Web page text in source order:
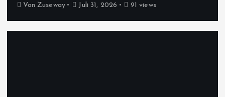
Von Zuseway Juli 31, 2026 91 views